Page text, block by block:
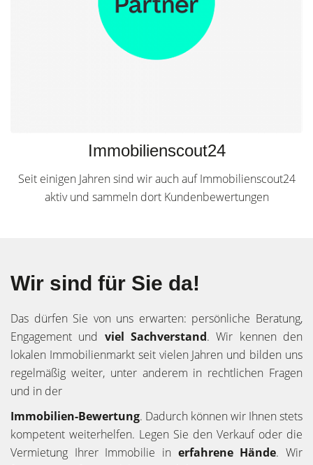
Immobilienscout24
Seit einigen Jahren sind wir auch auf Immobilienscout24
aktiv und sammeln dort Kundenbewertungen
Wir sind für Sie da!
Das dürfen Sie von uns erwarten: persönliche Beratung,
Engagement und viel Sachverstand. Wir kennen den
lokalen Immobilienmarkt seit vielen Jahren und bilden uns
regelmäßig weiter, unter anderem in rechtlichen Fragen
und in der
Immobilien-Bewertung. Dadurch können wir Ihnen stets
kompetent weiterhelfen. Legen Sie den Verkauf oder die
Vermietung Ihrer Immobilie in erfahrene Hände. Wir